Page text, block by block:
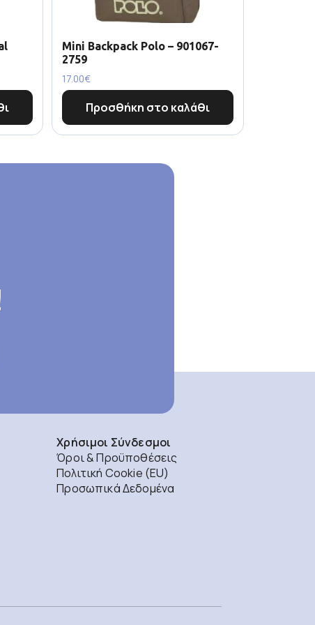
Mini Backpack Polo – 901067-
2759
17.00€
Προσθήκη στο καλάθι
Χρήσιμοι Σύνδεσμοι
Όροι & Προϋποθέσεις
Πολιτική Cookie (EU)
Προσωπικά Δεδομένα